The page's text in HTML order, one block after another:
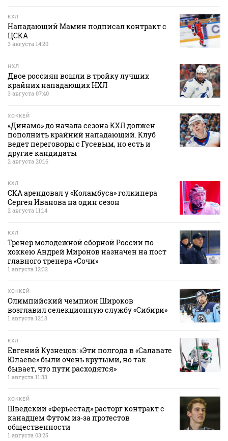
КХЛ
Нападающий Мамин подписал контракт с
ЦСКА
3 августа 14:20
НХЛ
Двое россиян вошли в тройку лучших
крайних нападающих НХЛ
3 августа 07:40
ХОККЕЙ
«Динамо» до начала сезона КХЛ должен
пополнить крайний нападающий. Клуб
ведет переговоры с Гусевым, но есть и
другие кандидаты
2 августа 20:16
КХЛ
СКА арендовал у «Коламбуса» голкипера
Сергея Иванова на один сезон
2 августа 11:14
КХЛ
Тренер молодежной сборной России по
хоккею Андрей Миронов назначен на пост
главного тренера «Сочи»
1 августа 12:32
ХОККЕЙ
Олимпийский чемпион Широков
возглавил селекционную службу «Сибири»
1 августа 12:18
КХЛ
Евгений Кузнецов: «Эти полгода в «Салавате
Юлаеве» были очень крутыми, но так
бывает, что пути расходятся»
1 августа 11:33
ХОККЕЙ
Шведский «Ферьестад» расторг контракт с
канадцем Футом из‑за протестов
общественности
1 августа 03:25